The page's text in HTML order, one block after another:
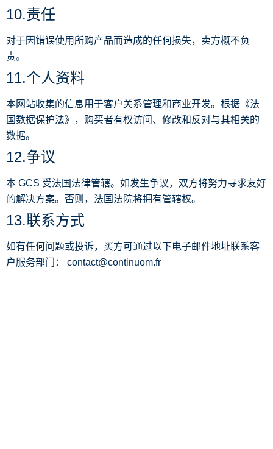
10.责任
对于因错误使用所购产品而造成的任何损失，卖方概不负
责。
11.个人资料
本网站收集的信息用于客户关系管理和商业开发。根据《法
国数据保护法》，购买者有权访问、修改和反对与其相关的
数据。
12.争议
本 GCS 受法国法律管辖。如发生争议，双方将努力寻求友好
的解决方案。否则，法国法院将拥有管辖权。
13.联系方式
如有任何问题或投诉，买方可通过以下电子邮件地址联系客
户服务部门： contact@continuom.fr